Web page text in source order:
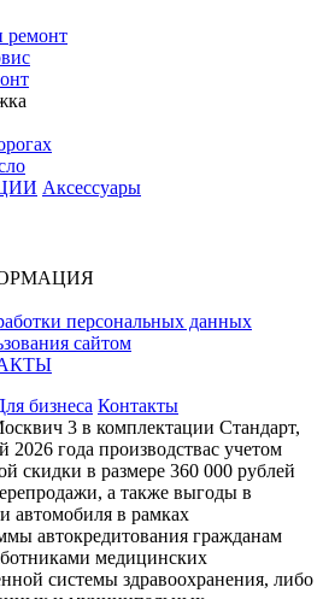
ремонт
Аксессуары
персональных данных
сайтом
бизнеса Контакты
3 в комплектации Стандарт,
года производствас учетом
скидки в размере 360 000 рублей
а также выгоды в
автомобиля в рамках
автокредитования гражданам
медицинских
системы здравоохранения, либо